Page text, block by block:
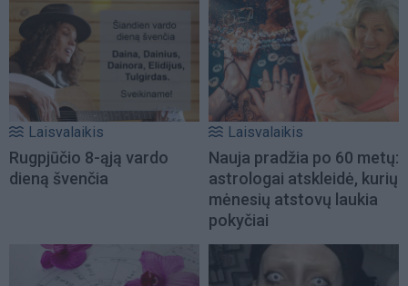
Laisvalaikis
Rugpjūčio 8-ąją vardo
dieną švenčia
Laisvalaikis
Nauja pradžia po 60 metų:
astrologai atskleidė, kurių
mėnesių atstovų laukia
pokyčiai